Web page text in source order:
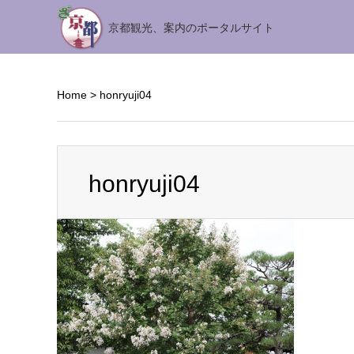
京都観光、案内のポータルサイト
Home > honryuji04
honryuji04